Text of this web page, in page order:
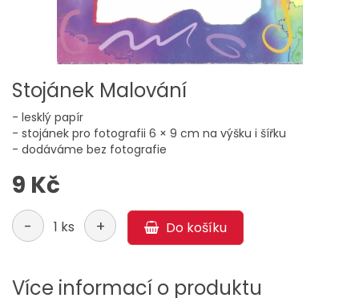
Stojánek Malování
- lesklý papír
- stojánek pro fotografii 6 × 9 cm na výšku i šířku
- dodáváme bez fotografie
9 Kč
- 1 ks + Do košíku
Více informací o produktu